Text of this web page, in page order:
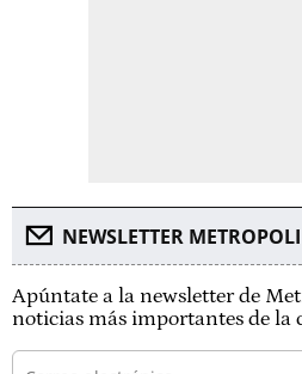
NEWSLETTER METROPOLI
Apúntate a la newsletter de
noticias más importantes de la